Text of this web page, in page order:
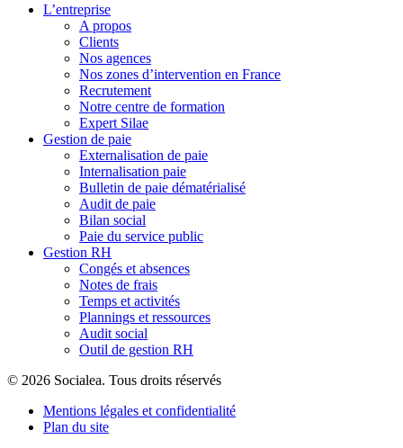
L’entreprise
A propos
Clients
Nos agences
Nos zones d’intervention en France
Recrutement
Notre centre de formation
Expert Silae
Gestion de paie
Externalisation de paie
Internalisation paie
Bulletin de paie dématérialisé
Audit de paie
Bilan social
Paie du service public
Gestion RH
Congés et absences
Notes de frais
Temps et activités
Plannings et ressources
Audit social
Outil de gestion RH
© 2026 Socialea. Tous droits réservés
Mentions légales et confidentialité
Plan du site